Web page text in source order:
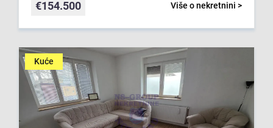
Više o nekretnini >
€154.500
Kuće